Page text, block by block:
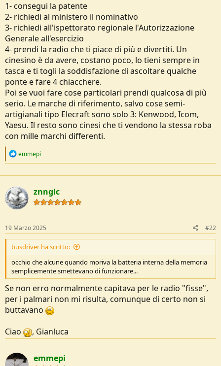
1- consegui la patente
2- richiedi al ministero il nominativo
3- richiedi all'ispettorato regionale l'Autorizzazione
Generale all'esercizio
4- prendi la radio che ti piace di più e divertiti. Un
cinesino è da avere, costano poco, lo tieni sempre in
tasca e ti togli la soddisfazione di ascoltare qualche
ponte e fare 4 chiacchere.
Poi se vuoi fare cose particolari prendi qualcosa di più
serio. Le marche di riferimento, salvo cose semi-
artigianali tipo Elecraft sono solo 3: Kenwood, Icom,
Yaesu. Il resto sono cinesi che ti vendono la stessa roba
con mille marchi differenti.
R
c
i
o
n
:
emmepi
znnglc
19 Marzo 2025 #22
busdriver ha scritto:
occhio che alcune quando moriva la batteria interna della memoria
semplicemente smettevano di funzionare...
Se non erro normalmente capitava per le radio "fisse",
per i palmari non mi risulta, comunque di certo non si
buttavano
Ciao
, Gianluca
emmepi